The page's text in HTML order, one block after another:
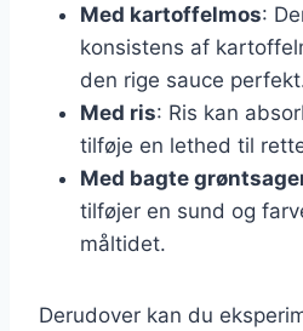
Med kartoffelmos:
konsistens af
den rige sauce
Med ris: Ris kan
tilføje en lethed til
Med bagte
tilføjer en sund og
måltidet.
Derudover kan du